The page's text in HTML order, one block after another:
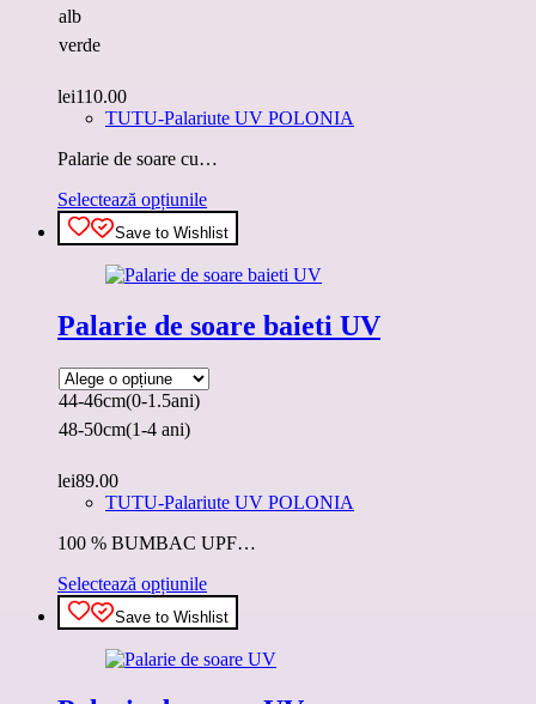
alb
verde
lei110.00
TUTU-Palariute UV POLONIA
Palarie de soare cu…
Selectează opțiunileAcest
produs
are
multe
Opțiunile
fi
alese
Save to Wishlist
Palarie de soare baieti UV
44-46cm(0-1.5ani)
48-50cm(1-4 ani)
lei89.00
TUTU-Palariute UV POLONIA
100 % BUMBAC UPF…
Selectează opțiunileAcest
produs
are
multe
Save to Wishlist